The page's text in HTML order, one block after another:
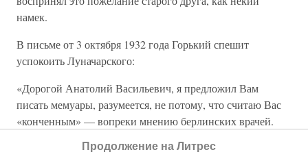
намек.
В письме от 3 октября 1932 года Горький спешит
успокоить Луначарского:
«Дорогой Анатолий Васильевич, я предложил Вам
писать мемуары, разумеется, не потому, что считаю Вас
«конченным» — вопреки мнению берлинских врачей.
более здоровым. Причина моей настойчивости очень
Продолжение на Литрес